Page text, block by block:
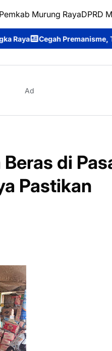
Pemkab Murung RayaDPRD
Tim Patroli
Ad
di
Pastikan